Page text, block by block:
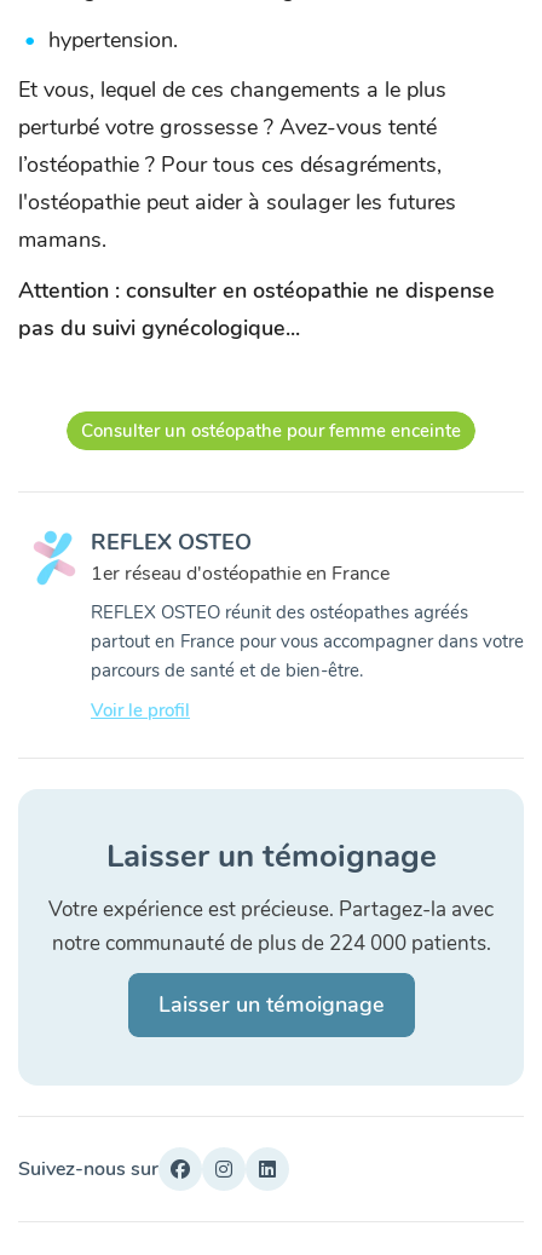
hypertension.
Et vous, lequel de ces changements a le plus
perturbé votre grossesse ? Avez-vous tenté
l’ostéopathie ? Pour tous ces désagréments,
l'ostéopathie peut aider à soulager les futures
mamans.
Attention : consulter en ostéopathie ne dispense
pas du suivi gynécologique...
Consulter un ostéopathe pour femme enceinte
REFLEX OSTEO
1er réseau d'ostéopathie en France
REFLEX OSTEO réunit des ostéopathes agréés
partout en France pour vous accompagner dans votre
parcours de santé et de bien-être.
Voir le profil
Laisser un témoignage
Votre expérience est précieuse. Partagez-la avec
notre communauté de plus de 224 000 patients.
Laisser un témoignage
Suivez-nous sur